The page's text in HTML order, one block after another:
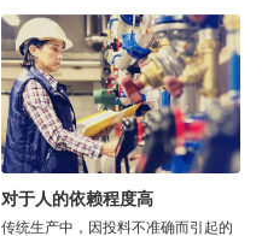
对于人的依赖程度高
传统生产中，因投料不准确而引起的